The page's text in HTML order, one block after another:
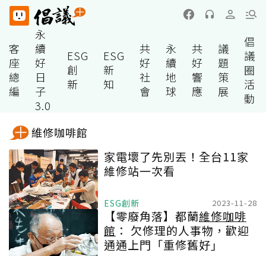
客
座
總
編
永
續
好
日
子
3.0
ESG
創
新
ESG
新
知
共
好
社
會
永
續
地
球
共
好
響
應
議
題
策
展
倡
議
圈
活
動
維修咖啡館
家電壞了先別丟！全台11家
維修站一次看
ESG創新 2023-11-28
【零廢角落】都蘭維修咖啡
館 ： 欠修理的人事物，歡迎
通通上門「重修舊好」